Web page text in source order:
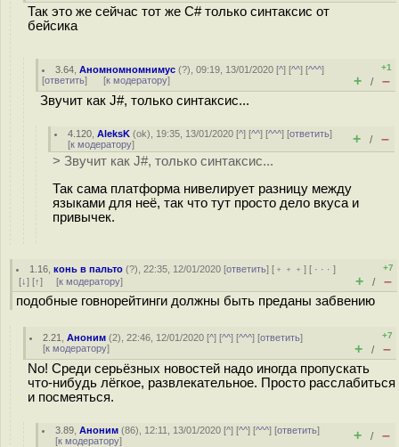
Так это же сейчас тот же C# только синтаксис от
бейсика
3.64 ,Аномномномнимус (?), 09:19, 13/01/2020 [^] [^^] [^^^]
[ответить] [к модератору]
+1
+ / –
Звучит как J#, только синтаксис...
4.120 ,AleksK (ok), 19:35, 13/01/2020 [^] [^^] [^^^] [ответить]
[к модератору] + / –
> Звучит как J#, только синтаксис...
Так сама платформа нивелирует разницу между
языками для неё, так что тут просто дело вкуса и
привычек.
1.16 ,конь в пальто (?), 22:35, 12/01/2020 [ответить] [ ﹢﹢﹢] [ · · ·]
[↓] [↑] [к модератору]
+7
+ / –
подобные говнорейтинги должны быть преданы забвению
2.21 ,Аноним (2), 22:46, 12/01/2020 [^] [^^] [^^^] [ответить]
[к модератору]
+7
+ / –
No! Среди серьёзных новостей надо иногда пропускать
что-нибудь лёгкое, развлекательное. Просто расслабиться
и посмеяться.
3.89 ,Аноним (86), 12:11, 13/01/2020 [^] [^^] [^^^] [ответить]
[к модератору] + / –